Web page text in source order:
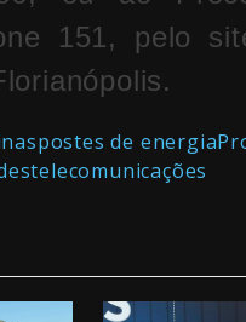
151, pelo
.
postes de energia
telecomunicações